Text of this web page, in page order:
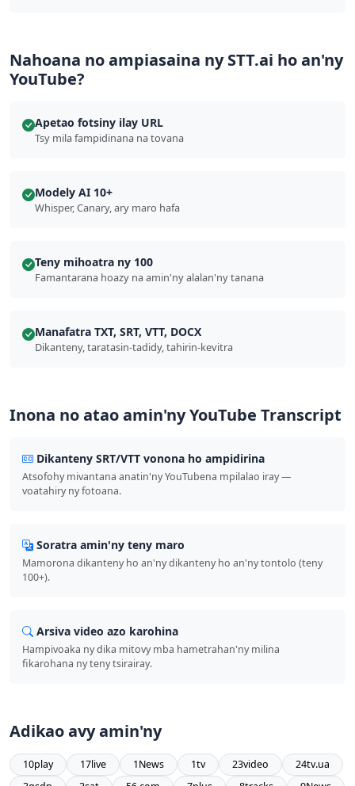
Nahoana no ampiasaina ny STT.ai ho an'ny
YouTube?
Apetao fotsiny ilay URL
Tsy mila fampidinana na tovana
Modely AI 10+
Whisper, Canary, ary maro hafa
Teny mihoatra ny 100
Famantarana hoazy na amin'ny alalan'ny tanana
Manafatra TXT, SRT, VTT, DOCX
Dikanteny, taratasin-tadidy, tahirin-kevitra
Inona no atao amin'ny YouTube Transcript
Dikanteny SRT/VTT vonona ho ampidirina
Atsofohy mivantana anatin'ny YouTubena mpilalao iray —
voatahiry ny fotoana.
Soratra amin'ny teny maro
Mamorona dikanteny ho an'ny dikanteny ho an'ny tontolo (teny
100+).
Arsiva video azo karohina
Hampivoaka ny dika mitovy mba hametrahan'ny milina
fikarohana ny teny tsirairay.
Adikao avy amin'ny
10play 17live 1News 1tv 23video
24tv.ua